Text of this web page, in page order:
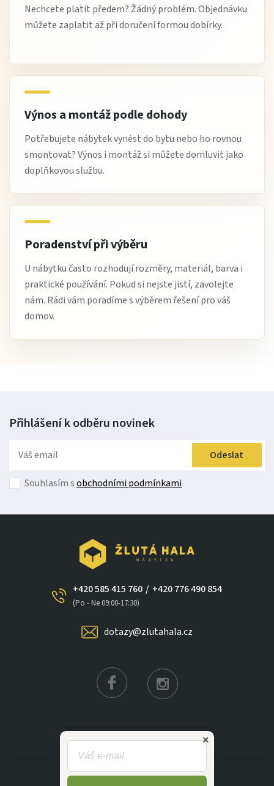
Nechcete platit předem? Žádný problém. Objednávku
můžete zaplatit až při doručení formou dobírky.
Výnos a montáž podle dohody
Potřebujete nábytek vynést do bytu nebo ho rovnou
smontovat? Výnos i montáž si můžete domluvit jako
doplňkovou službu.
Poradenství při výběru
U nábytku často rozhodují rozměry, materiál, barva i
praktické používání. Pokud si nejste jistí, zavolejte
nám. Rádi vám poradíme s výběrem řešení pro váš
domov.
Přihlášení k odběru novinek
Odeslat
Souhlasím sobchodními podmínkami
+420 585 415 760
(Po - Ne 09:00-17:30)
/ +420 776 490 854
dotazy@zlutahala.cz
KATEGORIE
INFORMACE